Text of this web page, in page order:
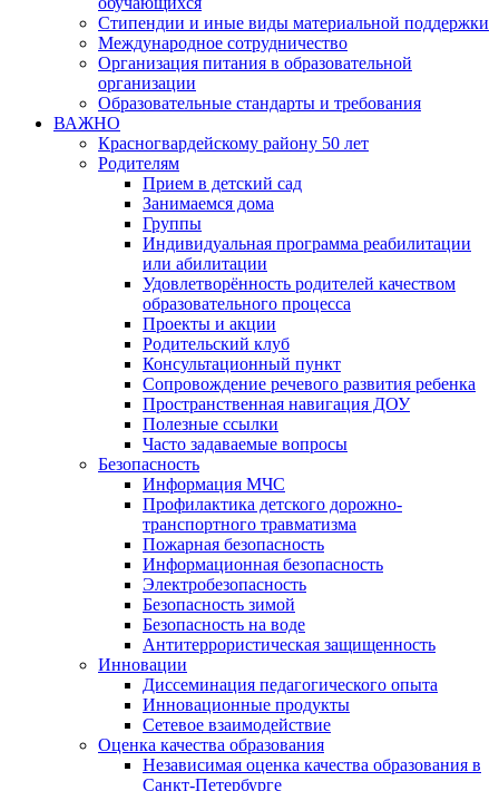
Стипендии и иные виды материальной поддержки
Международное сотрудничество
Организация питания в образовательной
организации
Образовательные стандарты и требования
ВАЖНО
Красногвардейскому району 50 лет
Родителям
Прием в детский сад
Занимаемся дома
Группы
Индивидуальная программа реабилитации
или абилитации
Удовлетворённость родителей качеством
образовательного процесса
Проекты и акции
Родительский клуб
Консультационный пункт
Сопровождение речевого развития ребенка
Пространственная навигация ДОУ
Полезные ссылки
Часто задаваемые вопросы
Безопасность
Информация МЧС
Профилактика детского дорожно-
транспортного травматизма
Пожарная безопасность
Информационная безопасность
Электробезопасность
Безопасность зимой
Безопасность на воде
Антитеррористическая защищенность
Инновации
Диссеминация педагогического опыта
Инновационные продукты
Сетевое взаимодействие
Оценка качества образования
Независимая оценка качества образования в
Санкт-Петербурге